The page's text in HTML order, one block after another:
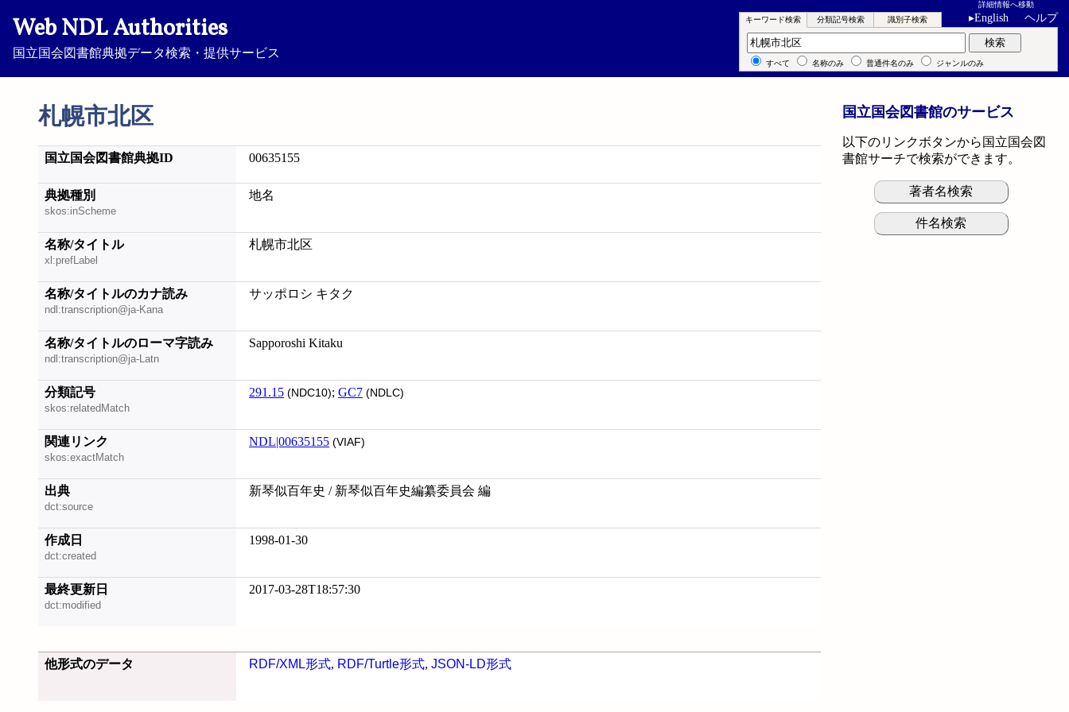
Web NDL Authorities
国立国会図書館典拠データ検索・提供サービス
詳細情報へ移動
▸English ヘルプ
札幌市北区
キーワード検索 分類記号検索 識別子検索
キーワード検索 検索
すべて 名称のみ 普通件名のみ ジャンルのみ
国立国会図書館典拠ID 00635155
典拠種別
skos:inScheme
地名
名称/タイトル
xl:prefLabel
札幌市北区
名称/タイトルのカナ読み
ndl:transcription@ja-Kana
サッポロシ キタク
名称/タイトルのローマ字読み
ndl:transcription@ja-Latn
Sapporoshi Kitaku
分類記号
skos:relatedMatch
291.15 (NDC10); GC7 (NDLC)
関連リンク
skos:exactMatch
NDL|00635155 (VIAF)
出典
dct:source
新琴似百年史 / 新琴似百年史編纂委員会 編
作成日
dct:created
1998-01-30
最終更新日
dct:modified
2017-03-28T18:57:30
他形式のデータ RDF/XML形式, RDF/Turtle形式, JSON-LD形式
国立国会図書館のサービス
以下のリンクボタンから国立国会図
書館サーチで検索ができます。
著者名検索
件名検索